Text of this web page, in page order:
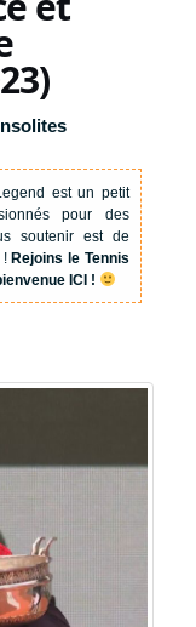
est un petit
pour des
soutenir est de
!Rejoins le Tennis
ICI !